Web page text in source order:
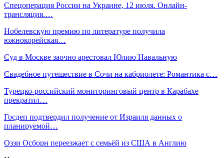
Спецоперация России на Украине, 12 июля. Онлайн-
трансляция.…
Нобелевскую премию по литературе получила
южнокорейская…
Суд в Москве заочно арестовал Юлию Навальную
Свадебное путешествие в Сочи на кабриолете: Романтика с…
Турецко-российский мониторинговый центр в Карабахе
прекратил…
Госдеп подтвердил получение от Израиля данных о
планируемой…
Оззи Осборн переезжает с семьёй из США в Англию